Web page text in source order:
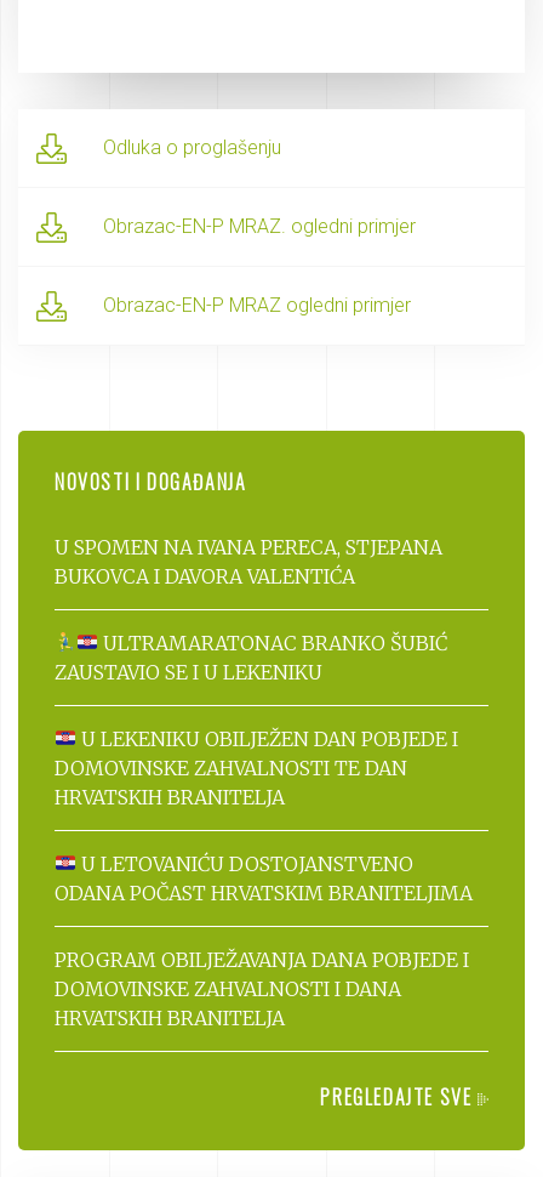
Odluka o proglašenju
Obrazac-EN-P MRAZ. ogledni primjer
Obrazac-EN-P MRAZ ogledni primjer
NOVOSTI I DOGAĐANJA
U SPOMEN NA IVANA PERECA, STJEPANA
BUKOVCA I DAVORA VALENTIĆA
ULTRAMARATONAC BRANKO ŠUBIĆ
ZAUSTAVIO SE I U LEKENIKU
U LEKENIKU OBILJEŽEN DAN POBJEDE I
DOMOVINSKE ZAHVALNOSTI TE DAN
HRVATSKIH BRANITELJA
U LETOVANIĆU DOSTOJANSTVENO
ODANA POČAST HRVATSKIM BRANITELJIMA
PROGRAM OBILJEŽAVANJA DANA POBJEDE I
DOMOVINSKE ZAHVALNOSTI I DANA
HRVATSKIH BRANITELJA
PREGLEDAJTE SVE